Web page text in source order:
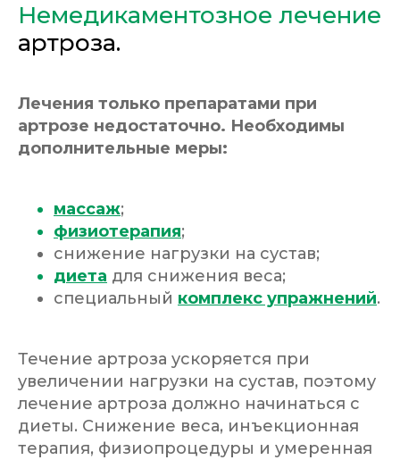
Немедикаментозное лечение
артроза.
Лечения только препаратами при
артрозе недостаточно. Необходимы
дополнительные меры:
массаж;
физиотерапия;
снижение нагрузки на сустав;
диета для снижения веса;
специальный комплекс упражнений.
Течение артроза ускоряется при
увеличении нагрузки на сустав, поэтому
лечение артроза должно начинаться с
диеты. Снижение веса, инъекционная
терапия, физиопроцедуры и умеренная